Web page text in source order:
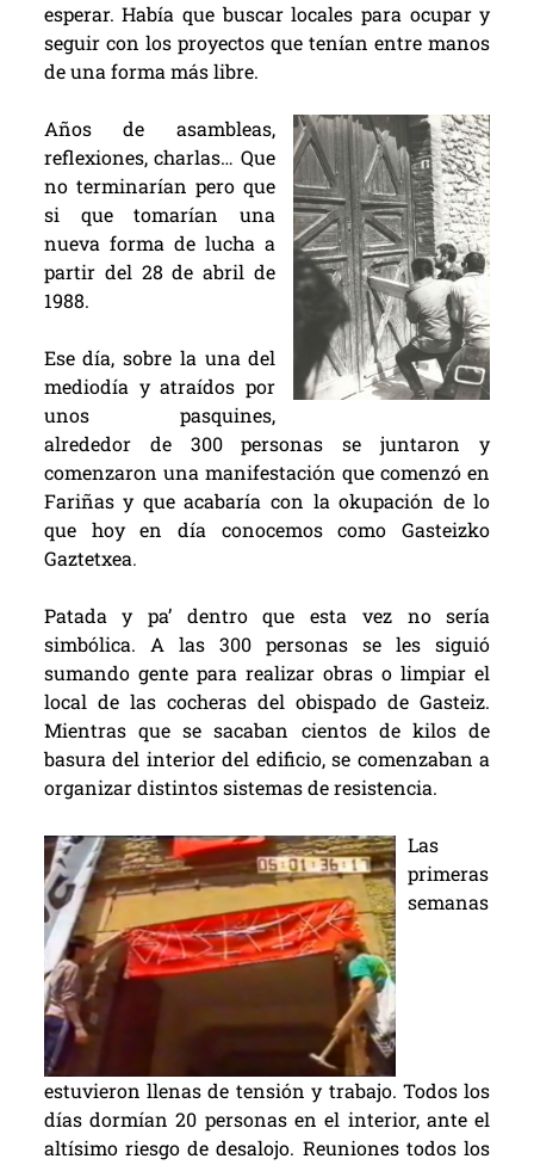
esperar. Había que buscar locales para ocupar y
seguir con los proyectos que tenían entre manos
de una forma más libre.
Años de asambleas,
reflexiones, charlas… Que
no terminarían pero que
si que tomarían una
nueva forma de lucha a
partir del 28 de abril de
1988.
Ese día, sobre la una del
mediodía y atraídos por
unos pasquines,
alrededor de 300 personas se juntaron y
comenzaron una manifestación que comenzó en
Fariñas y que acabaría con la okupación de lo
que hoy en día conocemos como Gasteizko
Gaztetxea.
Patada y pa’ dentro que esta vez no sería
simbólica. A las 300 personas se les siguió
sumando gente para realizar obras o limpiar el
local de las cocheras del obispado de Gasteiz.
Mientras que se sacaban cientos de kilos de
basura del interior del edificio, se comenzaban a
organizar distintos sistemas de resistencia.
Las
primeras
semanas
estuvieron llenas de tensión y trabajo. Todos los
días dormían 20 personas en el interior, ante el
altísimo riesgo de desalojo. Reuniones todos los